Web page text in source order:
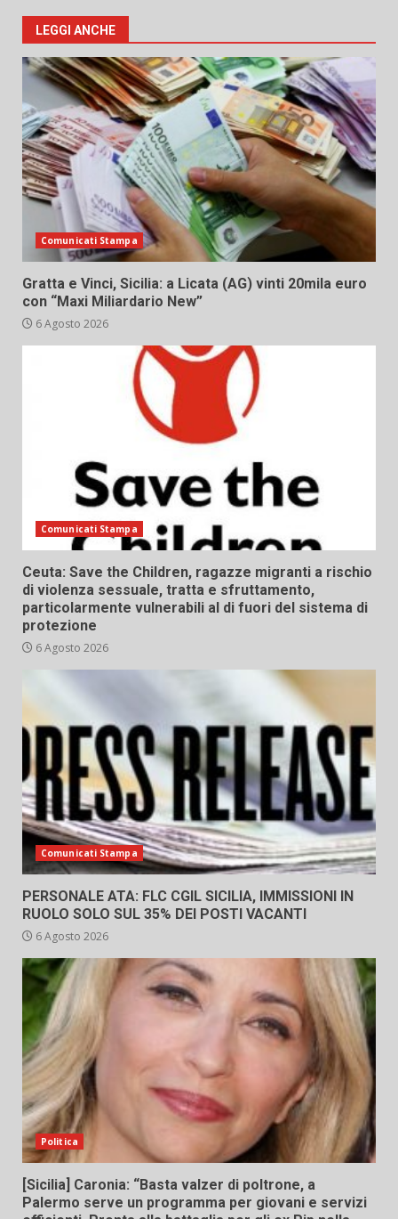
LEGGI ANCHE
Comunicati Stampa
Gratta e Vinci, Sicilia: a Licata (AG) vinti 20mila euro
con “Maxi Miliardario New”
6 Agosto 2026
Comunicati Stampa
Ceuta: Save the Children, ragazze migranti a rischio
di violenza sessuale, tratta e sfruttamento,
particolarmente vulnerabili al di fuori del sistema di
protezione
6 Agosto 2026
Comunicati Stampa
PERSONALE ATA: FLC CGIL SICILIA, IMMISSIONI IN
RUOLO SOLO SUL 35% DEI POSTI VACANTI
6 Agosto 2026
Politica
[Sicilia] Caronia: “Basta valzer di poltrone, a
Palermo serve un programma per giovani e servizi